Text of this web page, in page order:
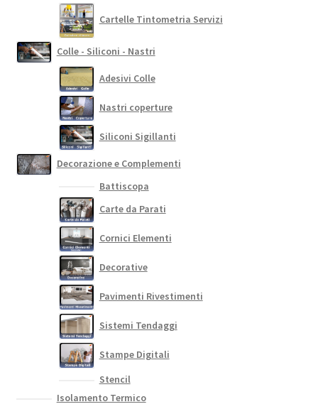
Cartelle Tintometria Servizi
Colle - Siliconi - Nastri
Adesivi Colle
Nastri coperture
Siliconi Sigillanti
Decorazione e Complementi
Battiscopa
Carte da Parati
Cornici Elementi
Decorative
Pavimenti Rivestimenti
Sistemi Tendaggi
Stampe Digitali
Stencil
Isolamento Termico